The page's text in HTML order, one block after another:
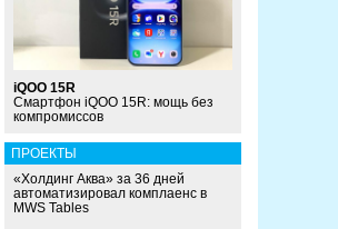
iQOO 15R
Смартфон iQOO 15R: мощь без
компромиссов
ПРОЕКТЫ
«Холдинг Аква» за 36 дней
автоматизировал комплаенс в
MWS Tables